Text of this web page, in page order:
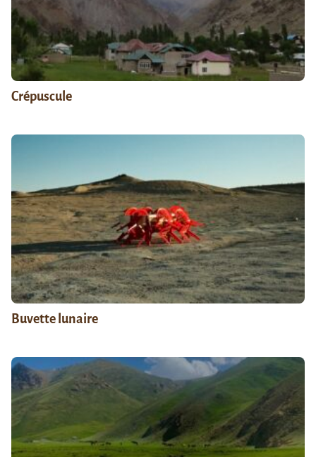
Crépuscule
Buvette lunaire